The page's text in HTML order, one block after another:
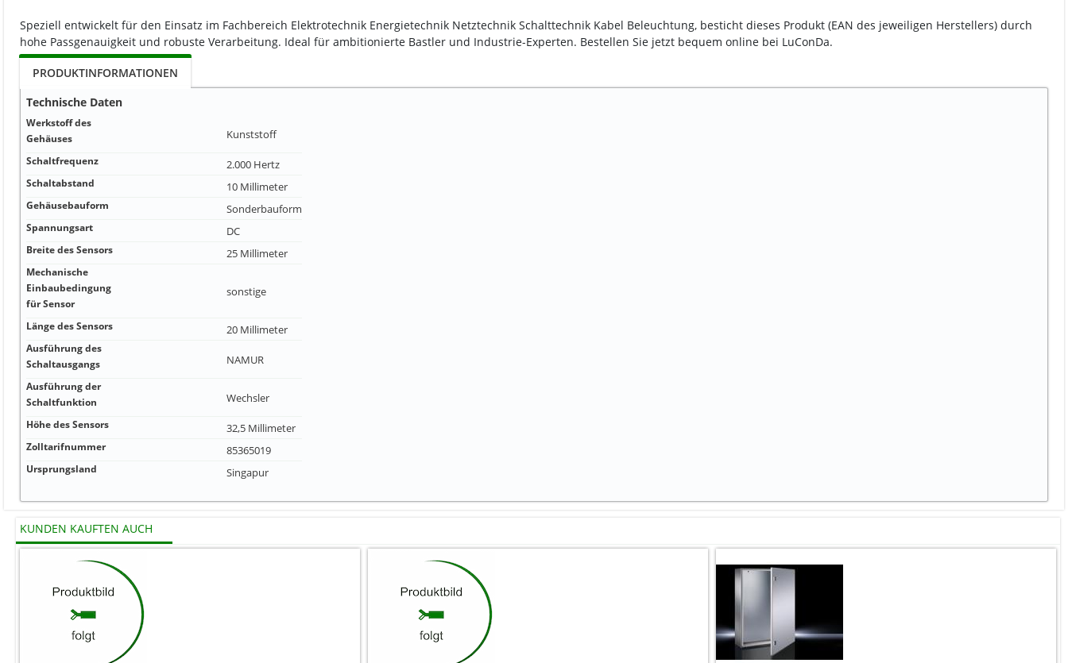
Speziell entwickelt für den Einsatz im Fachbereich Elektrotechnik Energietechnik Netztechnik Schalttechnik Kabel Beleuchtung, besticht dieses Produkt (EAN des jeweiligen Herstellers) durch
hohe Passgenauigkeit und robuste Verarbeitung. Ideal für ambitionierte Bastler und Industrie-Experten. Bestellen Sie jetzt bequem online bei LuConDa.
PRODUKTINFORMATIONEN
Technische Daten
Werkstoff des
Gehäuses
Kunststoff
Schaltfrequenz 2.000 Hertz
Schaltabstand 10 Millimeter
Gehäusebauform Sonderbauform
Spannungsart DC
Breite des Sensors 25 Millimeter
Mechanische
Einbaubedingung
für Sensor
sonstige
Länge des Sensors 20 Millimeter
Ausführung des
Schaltausgangs
NAMUR
Ausführung der
Schaltfunktion
Wechsler
Höhe des Sensors 32,5 Millimeter
Zolltarifnummer 85365019
Ursprungsland Singapur
KUNDEN KAUFTEN AUCH